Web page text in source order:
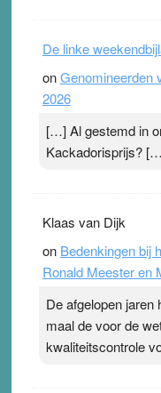
De linke
onGenomineerden
2026
[…] Al gestemd in
Kackadorisprijs?
Klaas van Dijk
on Bedenkingen bij
Ronald Meester en
De afgelopen
maal de voor de
kwaliteitscontrole